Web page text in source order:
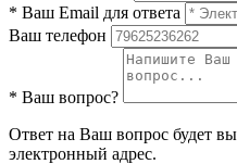
* Ваш Email для ответа
Ваш телефон
* Ваш вопрос?
Ответ на Ваш вопрос будет
электронный адрес.